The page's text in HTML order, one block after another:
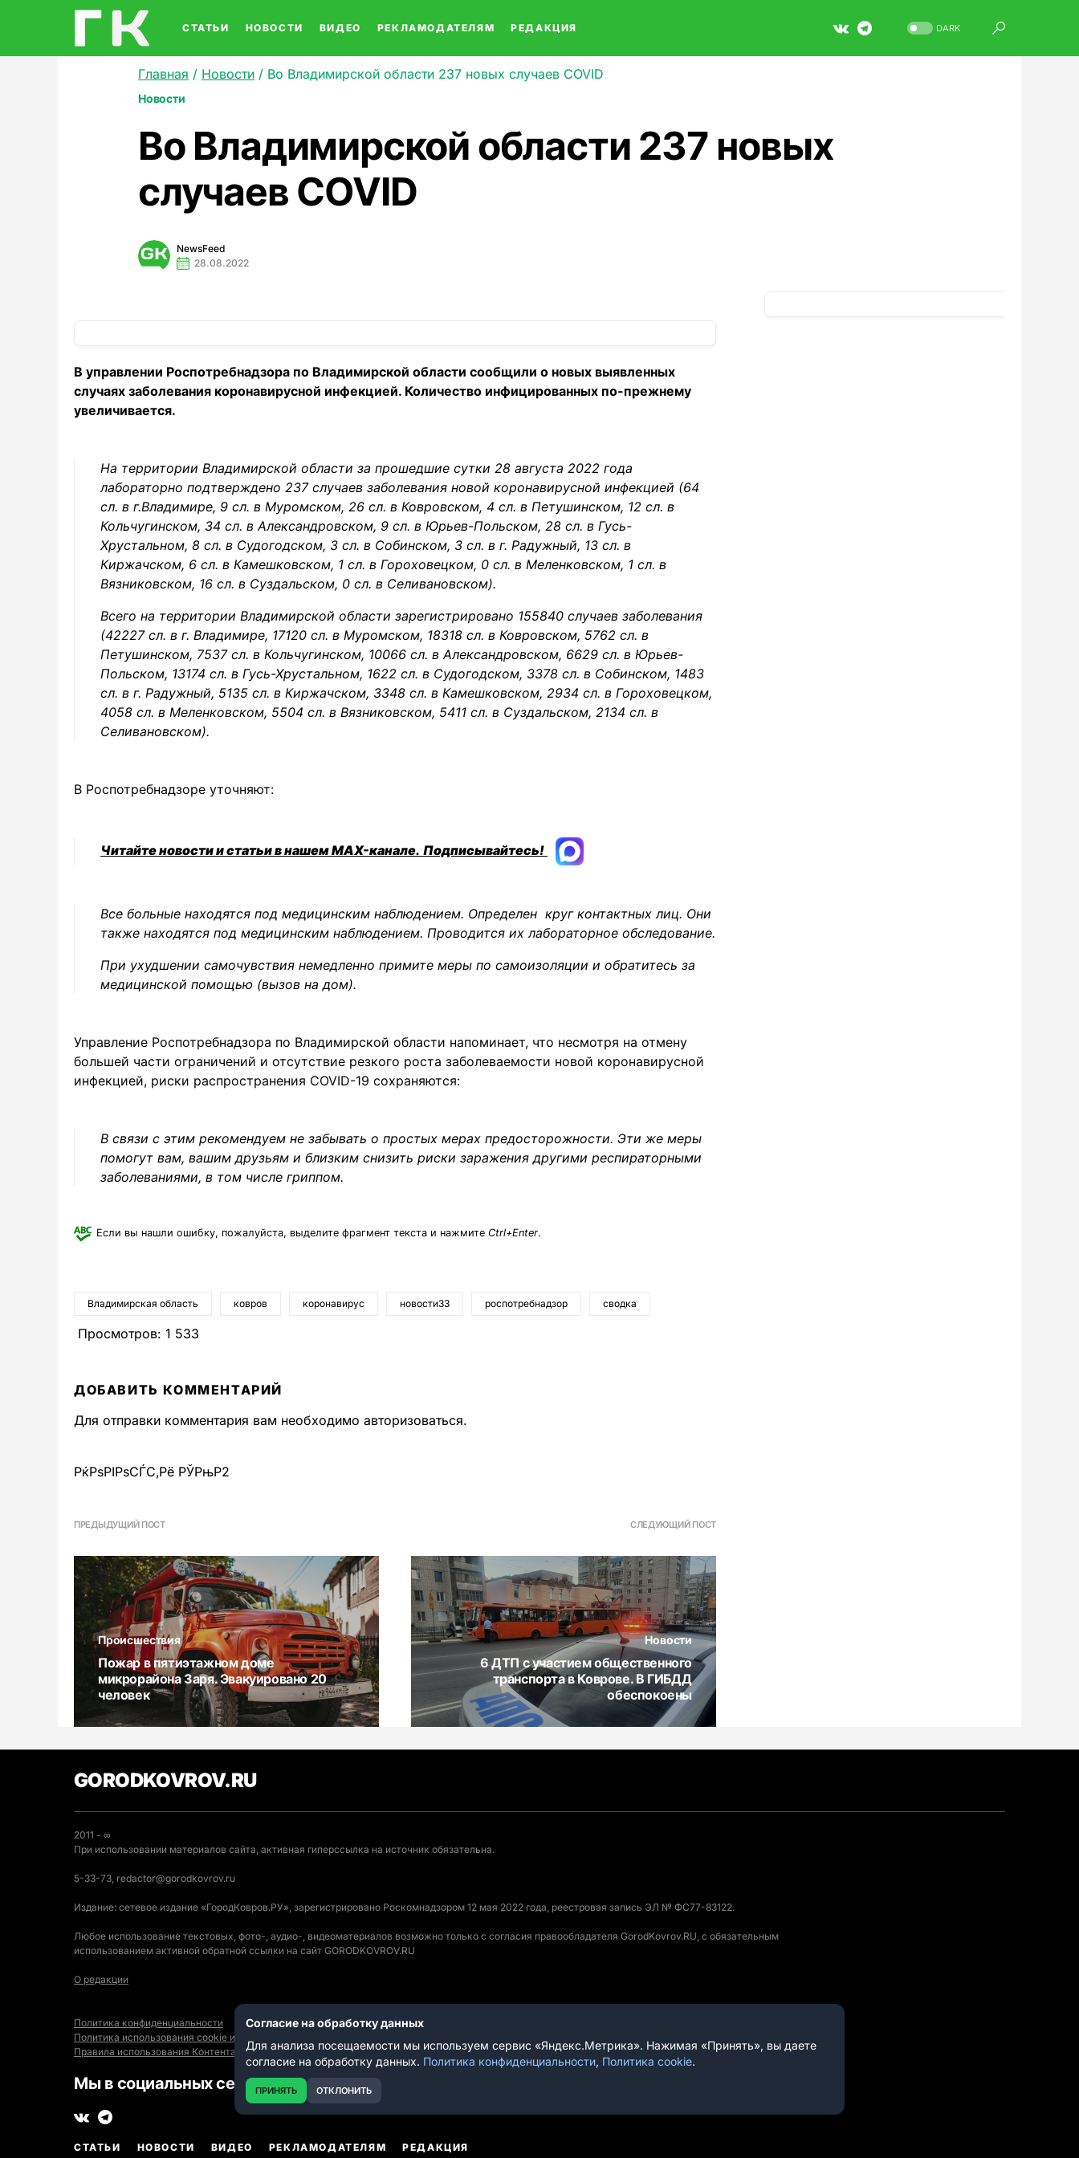
СТАТЬИ НОВОСТИ ВИДЕО РЕКЛАМОДАТЕЛЯМ РЕДАКЦИЯ DARK
Главная / Новости / Во Владимирской области 237 новых случаев COVID
Новости
Во Владимирской области 237 новых
случаев COVID
NewsFeed
28.08.2022
В управлении Роспотребнадзора по Владимирской области сообщили о новых выявленных
случаях заболевания коронавирусной инфекцией. Количество инфицированных по-прежнему
увеличивается.
На территории Владимирской области за прошедшие сутки 28 августа 2022 года
лабораторно подтверждено 237 случаев заболевания новой коронавирусной инфекцией (64
сл. в г.Владимире, 9 сл. в Муромском, 26 сл. в Ковровском, 4 сл. в Петушинском, 12 сл. в
Кольчугинском, 34 сл. в Александровском, 9 сл. в Юрьев-Польском, 28 сл. в Гусь-
Хрустальном, 8 сл. в Судогодском, 3 сл. в Собинском, 3 сл. в г. Радужный, 13 сл. в
Киржачском, 6 сл. в Камешковском, 1 сл. в Гороховецком, 0 сл. в Меленковском, 1 сл. в
Вязниковском, 16 сл. в Суздальском, 0 сл. в Селивановском).
Всего на территории Владимирской области зарегистрировано 155840 случаев заболевания
(42227 сл. в г. Владимире, 17120 сл. в Муромском, 18318 сл. в Ковровском, 5762 сл. в
Петушинском, 7537 сл. в Кольчугинском, 10066 сл. в Александровском, 6629 сл. в Юрьев-
Польском, 13174 сл. в Гусь-Хрустальном, 1622 сл. в Судогодском, 3378 сл. в Собинском, 1483
сл. в г. Радужный, 5135 сл. в Киржачском, 3348 сл. в Камешковском, 2934 сл. в Гороховецком,
4058 сл. в Меленковском, 5504 сл. в Вязниковском, 5411 сл. в Суздальском, 2134 сл. в
Селивановском).
В Роспотребнадзоре уточняют:
Читайте новости и статьи в нашем MAX-канале. Подписывайтесь!
Все больные находятся под медицинским наблюдением. Определен круг контактных лиц. Они
также находятся под медицинским наблюдением. Проводится их лабораторное обследование.
При ухудшении самочувствия немедленно примите меры по самоизоляции и обратитесь за
медицинской помощью (вызов на дом).
Управление Роспотребнадзора по Владимирской области напоминает, что несмотря на отмену
большей части ограничений и отсутствие резкого роста заболеваемости новой коронавирусной
инфекцией, риски распространения COVID-19 сохраняются:
В связи с этим рекомендуем не забывать о простых мерах предосторожности. Эти же меры
помогут вам, вашим друзьям и близким снизить риски заражения другими респираторными
заболеваниями, в том числе гриппом.
Если вы нашли ошибку, пожалуйста, выделите фрагмент текста и нажмите Ctrl+Enter.
Владимирская область ковров коронавирус новости33 роспотребнадзор сводка
Просмотров: 1 533
ДОБАВИТЬ КОММЕНТАРИЙ
Для отправки комментария вам необходимо авторизоваться.
РќРѕРІРѕСЃС‚Рё РЎРњР2
ПРЕДЫДУЩИЙ ПОСТ
Происшествия
Пожар в пятиэтажном доме
микрорайона Заря. Эвакуировано 20
человек
СЛЕДУЮЩИЙ ПОСТ
Новости
6 ДТП с участием общественного
транспорта в Коврове. В ГИБДД
обеспокоены
GORODKOVROV.RU
2011 - ∞
При использовании материалов сайта, активная гиперссылка на источник обязательна.
5-33-73, redactor@gorodkovrov.ru
Издание: сетевое издание «ГородКовров.РУ», зарегистрировано Роскомнадзором 12 мая 2022 года, реестровая запись ЭЛ № ФС77-83122.
Любое использование текстовых, фото-, аудио-, видеоматериалов возможно только с согласия правообладателя GorodKovrov.RU, с обязательным
использованием активной обратной ссылки на сайт GORODKOVROV.RU
О редакции
Политика конфиденциальности
Политика использования cookie и автоматического логирования
Правила использования Контента
Мы в социальных сетях:
СТАТЬИ НОВОСТИ ВИДЕО РЕКЛАМОДАТЕЛЯМ РЕДАКЦИЯ
Согласие на обработку данных
Для анализа посещаемости мы используем сервис «Яндекс.Метрика». Нажимая «Принять», вы даете
согласие на обработку данных. Политика конфиденциальности, Политика cookie.
ПРИНЯТЬ ОТКЛОНИТЬ